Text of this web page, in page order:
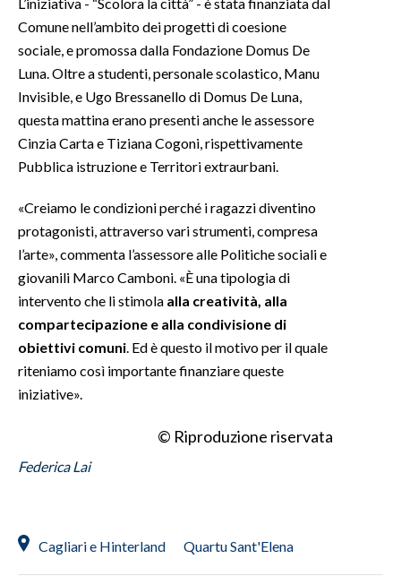
SARDEGNA TURISMO
SARDI NEL MONDO
NOTIZIE
3 MINUTI CON
INSULARITÀ
INFO AZIENDE
ABBONATI
SPIAGGE
Comune nell’ambito dei progetti di coesione
sociale, e promossa dalla Fondazione Domus De
Luna. Oltre a studenti, personale scolastico, Manu
Invisible, e Ugo Bressanello di Domus De Luna,
questa mattina erano presenti anche le assessore
Cinzia Carta e Tiziana Cogoni, rispettivamente
Pubblica istruzione e Territori extraurbani.
«Creiamo le condizioni perché i ragazzi diventino
protagonisti, attraverso vari strumenti, compresa
l’arte», commenta l’assessore alle Politiche sociali e
giovanili Marco Camboni. «È una tipologia di
intervento che li stimola alla creatività, alla
compartecipazione e alla condivisione di
obiettivi comuni . Ed è questo il motivo per il quale
riteniamo così importante finanziare queste
iniziative».
© Riproduzione riservata
Federica Lai
Cagliari e Hinterland Quartu Sant'Elena